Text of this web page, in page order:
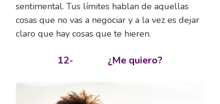
sentimental. Tus límites hablan de aquellas
cosas que no vas a negociar y a la vez es dejar
claro que hay cosas que te hieren.
12- ¿Me quiero?